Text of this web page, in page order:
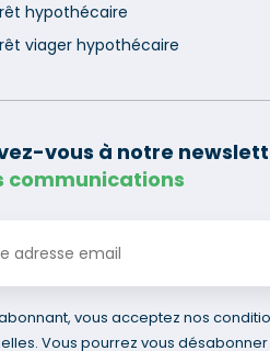
hypothécaire
viager hypothécaire
vous à notre
communications
vous acceptez nos
Vous pourrez vous